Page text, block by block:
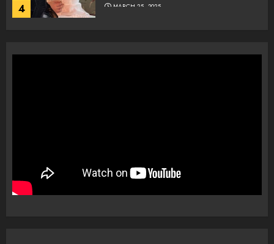
4 MARCH 25, 2025
1
“bosen” Joana Nano për
abuzim me fondet publike dhe
pasuri të pajustifikuar